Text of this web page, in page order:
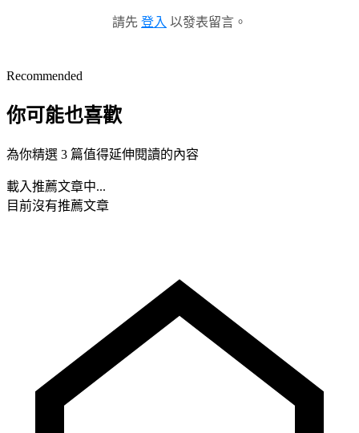
請先 登入 以發表留言。
Recommended
你可能也喜歡
為你精選 3 篇值得延伸閱讀的內容
載入推薦文章中...
目前沒有推薦文章